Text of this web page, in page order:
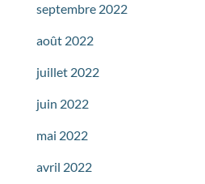
septembre 2022
août 2022
juillet 2022
juin 2022
mai 2022
avril 2022